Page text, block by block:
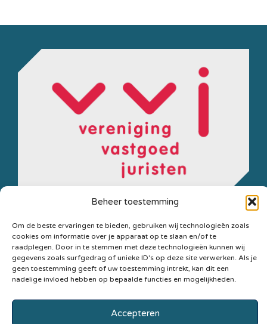
Beheer toestemming
Om de beste ervaringen te bieden, gebruiken wij technologieën zoals
cookies om informatie over je apparaat op te slaan en/of te
raadplegen. Door in te stemmen met deze technologieën kunnen wij
gegevens zoals surfgedrag of unieke ID's op deze site verwerken. Als je
geen toestemming geeft of uw toestemming intrekt, kan dit een
nadelige invloed hebben op bepaalde functies en mogelijkheden.
Accepteren
Secretariaat
VVJ
Postbus
21,
3940
AA
Doorn
0343 –
Privacyverklaring
Statuten
Cookiebeleid
Copyright ©
2026 vvj.nl